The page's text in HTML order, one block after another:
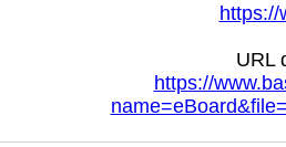
https://
URL
https://